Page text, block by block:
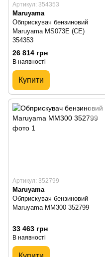
Артикул: 354353
Maruyama
Обприскувач бензиновий
Maruyama MS073E (CE)
354353
26 814 грн
В наявності
Купити
Артикул: 352799
Maruyama
Обприскувач бензиновий
Maruyama MM300 352799
33 463 грн
В наявності